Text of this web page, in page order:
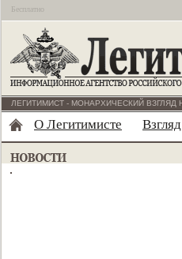
Бесплатно
ЛЕГИТИМИСТ - МОНАРХИЧЕСКИЙ
О Легитимисте